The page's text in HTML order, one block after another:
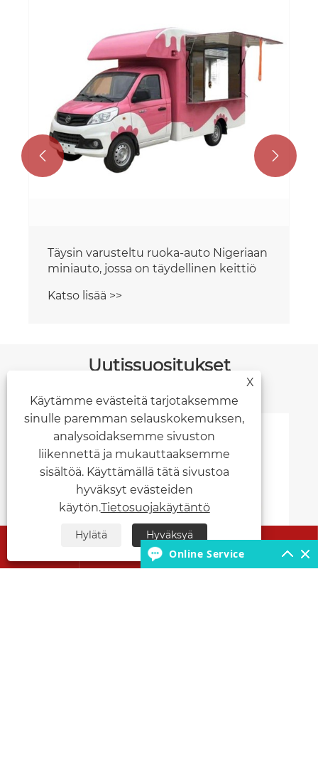
auto Pieni ruoka-auto, jossa on
täydellinen keittiö
Katso lisää >>
 
Uutissuositukset
Kuinka kylmäkuorma-autot voivat
muuttaa kylmäketjulogistiikkasi?
Katso lisää >>


X
Käytämme evästeitä tarjotaksemme
sinulle paremman selauskokemuksen,
analysoidaksemme sivuston
liikennettä ja mukauttaaksemme
sisältöä. Käyttämällä tätä sivustoa
hyväksyt evästeiden
käytön.Tietosuojakäytäntö
Hylätä Hyväksyä
Online Service